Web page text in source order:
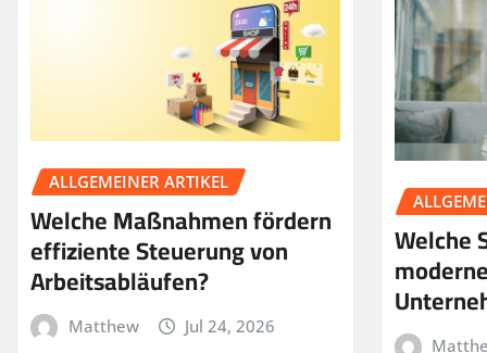
ALLGEMEINER ARTIKEL
Welche Maßnahmen fördern
effiziente Steuerung von
Arbeitsabläufen?
Matthew Jul 24, 2026
Welche